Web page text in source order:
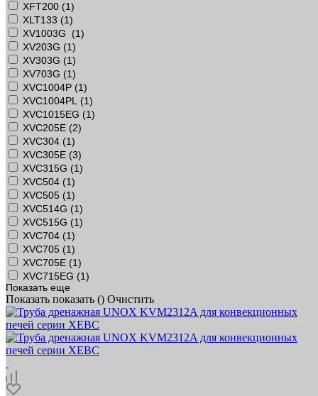
XFТ200 (1)
XLT133 (1)
XV1003G (1)
XV203G (1)
XV303G (1)
XV703G (1)
XVC1004P (1)
XVC1004PL (1)
XVC1015EG (1)
XVC205E (2)
XVC304 (1)
XVC305E (3)
XVC315G (1)
XVC504 (1)
XVC505 (1)
XVC514G (1)
XVC515G (1)
XVC704 (1)
XVC705 (1)
XVC705E (1)
XVC715EG (1)
Показать еще
Показать показать () Очистить